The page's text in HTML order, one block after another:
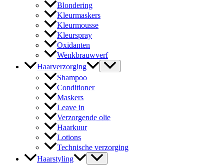
Blondering
Kleurmaskers
Kleurmousse
Kleurspray
Oxidanten
Wenkbrauwverf
Haarverzorging
Shampoo
Conditioner
Maskers
Leave in
Verzorgende olie
Haarkuur
Lotions
Technische verzorging
Haarstyling